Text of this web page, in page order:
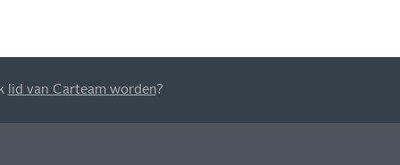
lid van Carteam worden?